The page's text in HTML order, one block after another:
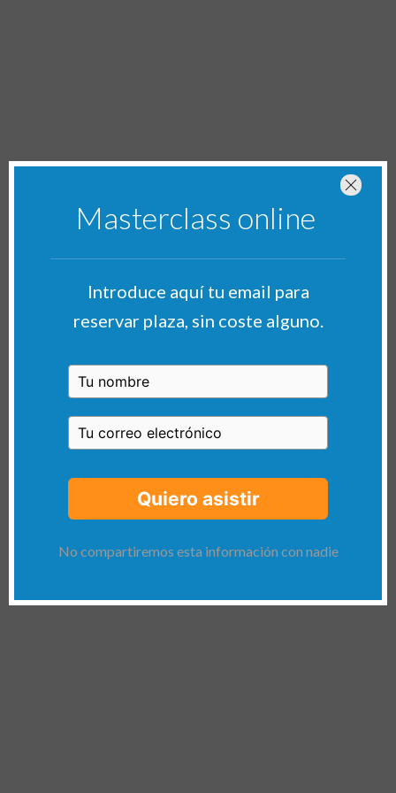
Masterclass online
Introduce aquí tu email para
reservar plaza, sin coste alguno.
Quiero asistir
No compartiremos esta información con nadie